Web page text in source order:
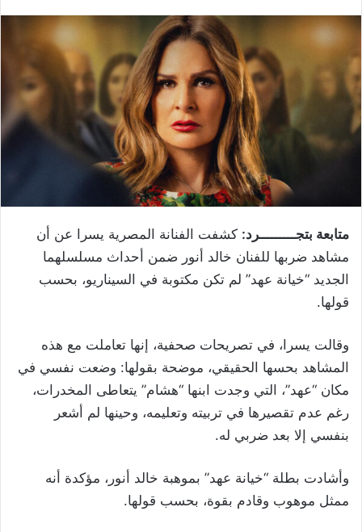
متابعة بتجـــــــــرد: كشفت الفنانة المصرية يسرا عن أن
مشاهد ضربها للفنان خالد أنور ضمن أحداث مسلسلهما
الجديد “خيانة عهد” لم تكن مكتوبة في السيناريو، بحسب
قولها.
وقالت يسرا، في تصريحات صحفية، إنها تعاملت مع هذه
المشاهد بحسها الحقيقي، موضحة بقولها: وضعت نفسي في
مكان “عهد”، التي وجدت ابنها “هشام” يتعاطى المخدرات،
رغم عدم تقصيرها في تربيته وتعليمه، وحينها لم أشعر
بنفسي إلا بعد ضربي له.
وأشادت بطلة “خيانة عهد” بموهبة خالد أنور، مؤكدة أنه
ممثل موهوب وقادم بقوة، بحسب قولها.